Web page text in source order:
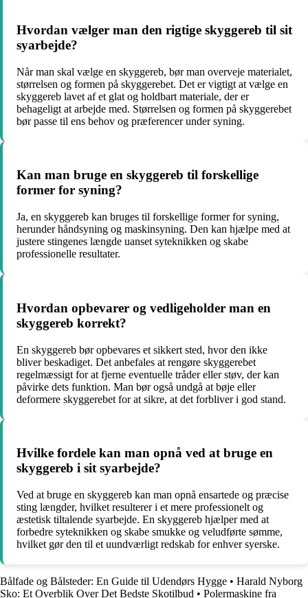
Hvordan vælger man den rigtige skyggereb til sit
syarbejde?
Når man skal vælge en skyggereb, bør man overveje materialet,
størrelsen og formen på skyggerebet. Det er vigtigt at vælge en
skyggereb lavet af et glat og holdbart materiale, der er
behageligt at arbejde med. Størrelsen og formen på skyggerebet
bør passe til ens behov og præferencer under syning.
Kan man bruge en skyggereb til forskellige
former for syning?
Ja, en skyggereb kan bruges til forskellige former for syning,
herunder håndsyning og maskinsyning. Den kan hjælpe med at
justere stingenes længde uanset syteknikken og skabe
professionelle resultater.
Hvordan opbevarer og vedligeholder man en
skyggereb korrekt?
En skyggereb bør opbevares et sikkert sted, hvor den ikke
bliver beskadiget. Det anbefales at rengøre skyggerebet
regelmæssigt for at fjerne eventuelle tråder eller støv, der kan
påvirke dets funktion. Man bør også undgå at bøje eller
deformere skyggerebet for at sikre, at det forbliver i god stand.
Hvilke fordele kan man opnå ved at bruge en
skyggereb i sit syarbejde?
Ved at bruge en skyggereb kan man opnå ensartede og præcise
sting længder, hvilket resulterer i et mere professionelt og
æstetisk tiltalende syarbejde. En skyggereb hjælper med at
forbedre syteknikken og skabe smukke og veludførte sømme,
hvilket gør den til et uundværligt redskab for enhver syerske.
Bålfade og Bålsteder: En Guide til Udendørs Hygge • Harald Nyborg
Sko: Et Overblik Over Det Bedste Skotilbud • Polermaskine fra